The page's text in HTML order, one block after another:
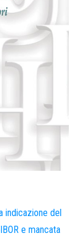
indicazione del
e mancata